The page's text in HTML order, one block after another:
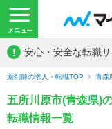
! 安心・安全な転職
薬剤師の求人・転職TOP 青森
五所川原市(青森県)
転職情報一覧